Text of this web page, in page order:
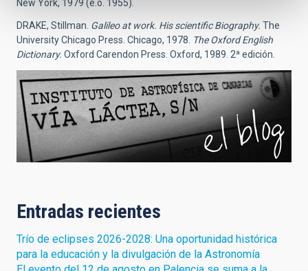
New York, 1979 (e.o. 1955).
DRAKE, Stillman. Galileo at work. His scientific Biography. The
University Chicago Press. Chicago, 1978. The Oxford English
Dictionary. Oxford Carendon Press. Oxford, 1989. 2ª edición.
Entradas recientes
Trío de eclipses 2026-2028: Una oportunidad histórica
para la educación y la divulgación de la Astronomía